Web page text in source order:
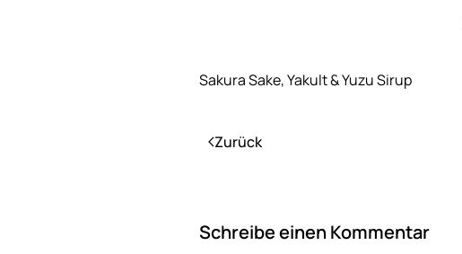
Sakura Sake, Yakult & Yuzu Sirup
Zurück
Schreibe einen Kommentar